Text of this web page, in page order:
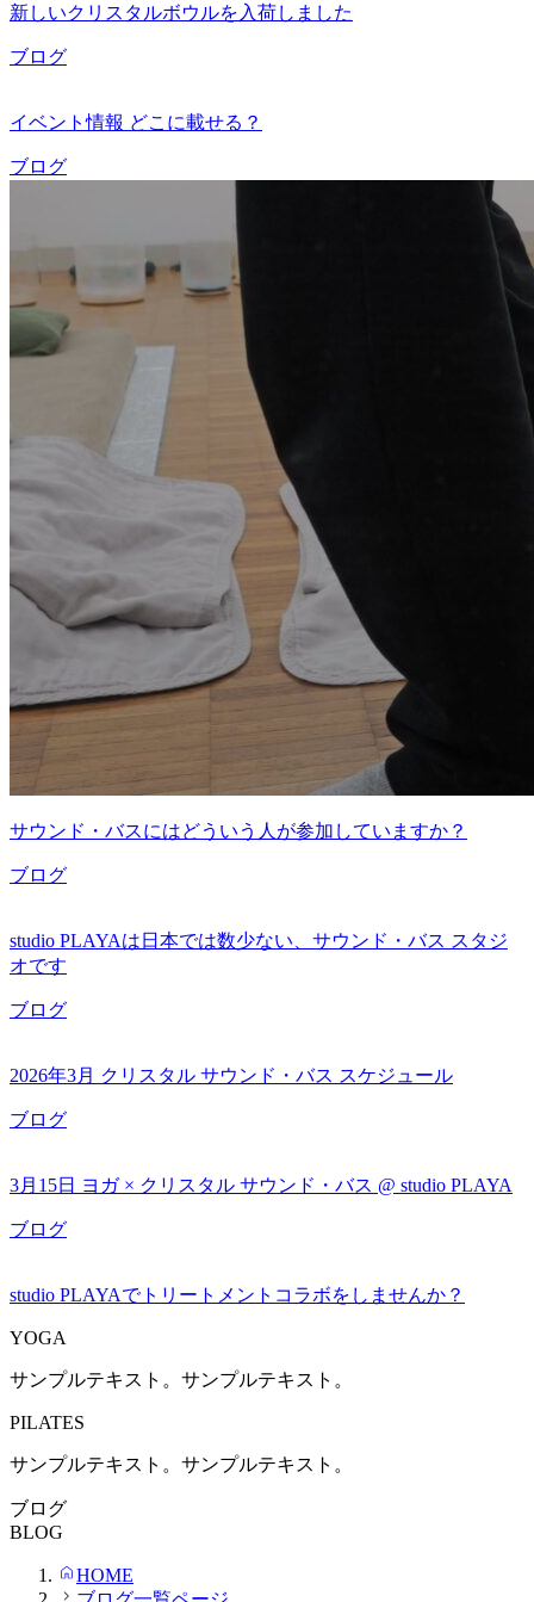
新しいクリスタルボウルを入荷しました
ブログ
イベント情報 どこに載せる？
ブログ
サウンド・バスにはどういう人が参加していますか？
ブログ
studio PLAYAは日本では数少ない、サウンド・バス スタジ
オです
ブログ
2026年3月 クリスタル サウンド・バス スケジュール
ブログ
3月15日 ヨガ × クリスタル サウンド・バス @ studio PLAYA
ブログ
studio PLAYAでトリートメントコラボをしませんか？
YOGA
サンプルテキスト。サンプルテキスト。
PILATES
サンプルテキスト。サンプルテキスト。
ブログ
BLOG
HOME